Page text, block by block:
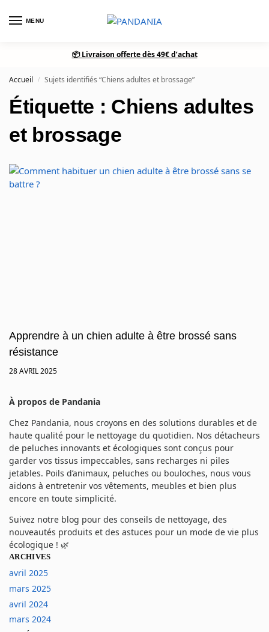
MENU
📦 Livraison offerte dès 49€ d’achat
Accueil / Sujets identifiés “Chiens adultes et brossage”
Étiquette : Chiens adultes
et brossage
Apprendre à un chien adulte à être brossé sans
résistance
28 AVRIL 2025
À propos de Pandania
Chez Pandania, nous croyons en des solutions durables et de
haute qualité pour le nettoyage du quotidien. Nos détacheurs
de peluches innovants et écologiques sont conçus pour
garder vos tissus impeccables, sans recharges ni piles
jetables. Poils d’animaux, peluches ou bouloches, nous vous
aidons à entretenir vos vêtements, meubles et bien plus
encore en toute simplicité.
Suivez notre blog pour des conseils de nettoyage, des
nouveautés produits et des astuces pour un mode de vie plus
écologique ! 🌿
ARCHIVES
avril 2025
mars 2025
avril 2024
mars 2024